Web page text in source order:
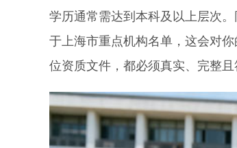
学历通常需达到本科及以上层次
于上海市重点机构名单，这会对
位资质文件，都必须真实、完整且